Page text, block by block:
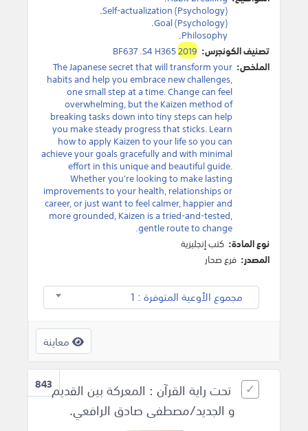
Self-actualization (Psychology)
.
Goal (Psychology)
.
Philosophy
.
تصنيف الكونجرس:
BF637 .S4 H3652019
الملخص: The Japanese secret that will transform your
habits and help you embrace new challenges,
one small step at a time. Change can feel
overwhelming, but the Kaizen method of
breaking tasks down into tiny steps can help
you make steady progress that sticks. Learn
how to apply Kaizen to your life so you can
achieve your goals gracefully and with minimal
effort in this unique and beautiful guide.
Whether you're looking to make lasting
improvements to your health, relationships or
career, or just want to feel calmer, happier and
more grounded, Kaizen is a tried-and-tested,
gentle route to change.
نوع المادة: كتب إنجليزية
المصدر: فرع صحار
مجموع الأوعية المتوفرة : 1
معاينة
843تحت راية القرآن : المعركة بين القديم
و الجديد/مصطفى صادق الرافعي.